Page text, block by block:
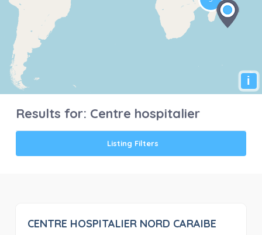
i
Results for: Centre hospitalier
Listing Filters
0
CENTRE HOSPITALIER NORD CARAIBE